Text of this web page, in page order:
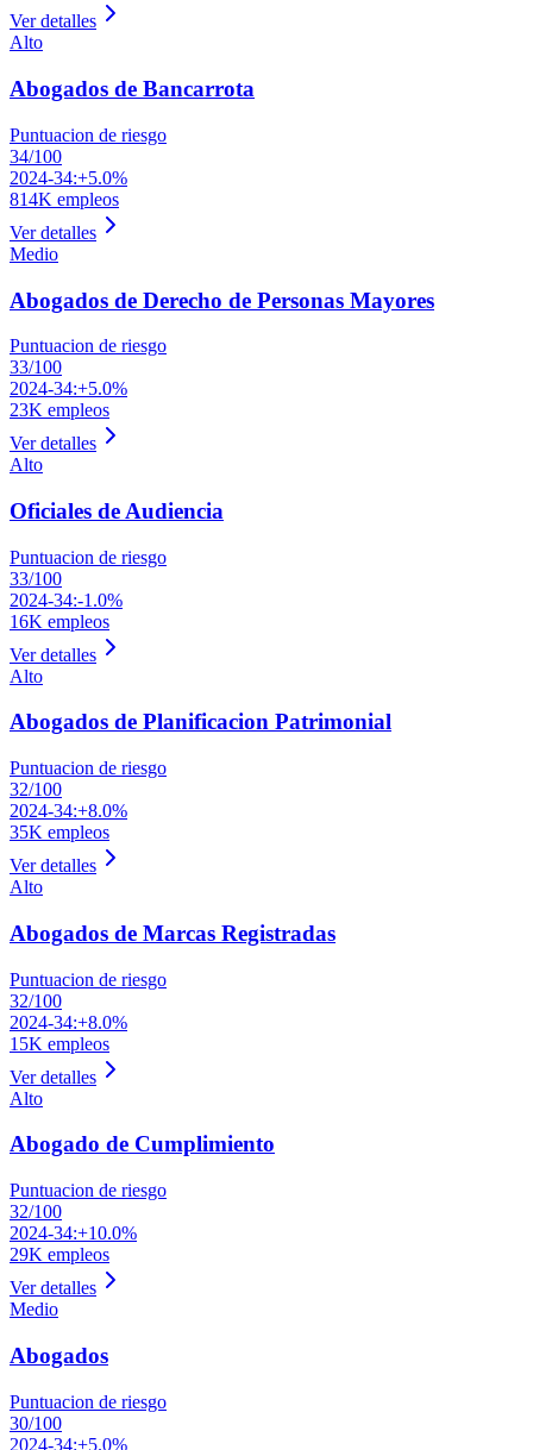
Ver detalles
Alto
Abogados de Bancarrota
Puntuacion de riesgo
34/100
2024-34:+5.0%
814K empleos
Ver detalles
Medio
Abogados de Derecho de Personas Mayores
Puntuacion de riesgo
33/100
2024-34:+5.0%
23K empleos
Ver detalles
Alto
Oficiales de Audiencia
Puntuacion de riesgo
33/100
2024-34:-1.0%
16K empleos
Ver detalles
Alto
Abogados de Planificacion Patrimonial
Puntuacion de riesgo
32/100
2024-34:+8.0%
35K empleos
Ver detalles
Alto
Abogados de Marcas Registradas
Puntuacion de riesgo
32/100
2024-34:+8.0%
15K empleos
Ver detalles
Alto
Abogado de Cumplimiento
Puntuacion de riesgo
32/100
2024-34:+10.0%
29K empleos
Ver detalles
Medio
Abogados
Puntuacion de riesgo
30/100
2024-34:+5.0%